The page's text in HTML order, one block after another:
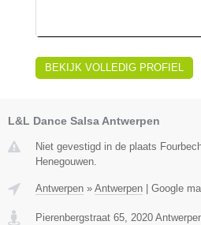
BEKIJK VOLLEDIG PROFIEL
L&L Dance Salsa Antwerpen
Niet gevestigd in de plaats
Henegouwen.
Antwerpen » Antwerpen | Google
Pierenbergstraat 65 2020